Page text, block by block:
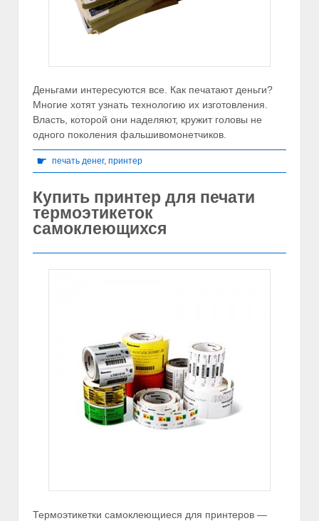
Деньгами интересуются все. Как печатают деньги?
Многие хотят узнать технологию их изготовления.
Власть, которой они наделяют, кружит головы не
одного поколения фальшивомонетчиков.
☛ печать денег, принтер
Купить принтер для печати
термоэтикеток
самоклеющихся
Термоэтикетки самоклеющиеся для принтеров —